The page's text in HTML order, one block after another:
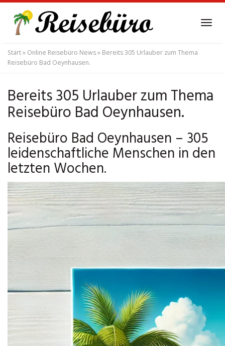
main
content
Start» Online Reisebüro News» Bereits 305 Urlauber zum Thema
Reisebüro Bad Oeynhausen.
Bereits 305 Urlauber zum Thema
Reisebüro Bad Oeynhausen.
Reisebüro Bad Oeynhausen – 305
leidenschaftliche Menschen in den
letzten Wochen.